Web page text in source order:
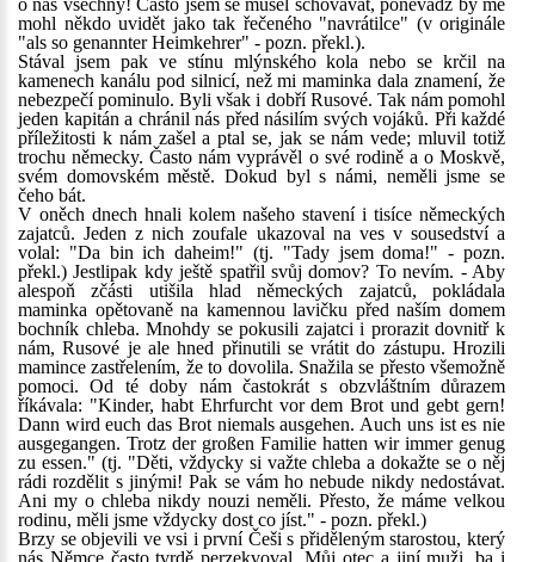
o nás všechny! Často jsem se musel schovávat, poněvadž by mě
mohl někdo uvidět jako tak řečeného "navrátilce" (v originále
"als so genannter Heimkehrer" - pozn. překl.).
Stával jsem pak ve stínu mlýnského kola nebo se krčil na
kamenech kanálu pod silnicí, než mi maminka dala znamení, že
nebezpečí pominulo. Byli však i dobří Rusové. Tak nám pomohl
jeden kapitán a chránil nás před násilím svých vojáků. Při každé
příležitosti k nám zašel a ptal se, jak se nám vede; mluvil totiž
trochu německy. Často nám vyprávěl o své rodině a o Moskvě,
svém domovském městě. Dokud byl s námi, neměli jsme se
čeho bát.
V oněch dnech hnali kolem našeho stavení i tisíce německých
zajatců. Jeden z nich zoufale ukazoval na ves v sousedství a
volal: "Da bin ich daheim!" (tj. "Tady jsem doma!" - pozn.
překl.) Jestlipak kdy ještě spatřil svůj domov? To nevím. - Aby
alespoň zčásti utišila hlad německých zajatců, pokládala
maminka opětovaně na kamennou lavičku před naším domem
bochník chleba. Mnohdy se pokusili zajatci i prorazit dovnitř k
nám, Rusové je ale hned přinutili se vrátit do zástupu. Hrozili
mamince zastřelením, že to dovolila. Snažila se přesto všemožně
pomoci. Od té doby nám častokrát s obzvláštním důrazem
říkávala: "Kinder, habt Ehrfurcht vor dem Brot und gebt gern!
Dann wird euch das Brot niemals ausgehen. Auch uns ist es nie
ausgegangen. Trotz der großen Familie hatten wir immer genug
zu essen." (tj. "Děti, vždycky si važte chleba a dokažte se o něj
rádi rozdělit s jinými! Pak se vám ho nebude nikdy nedostávat.
Ani my o chleba nikdy nouzi neměli. Přesto, že máme velkou
rodinu, měli jsme vždycky dost co jíst." - pozn. překl.)
Brzy se objevili ve vsi i první Češi s přiděleným starostou, který
nás Němce často tvrdě perzekvoval. Můj otec a jiní muži, ba i